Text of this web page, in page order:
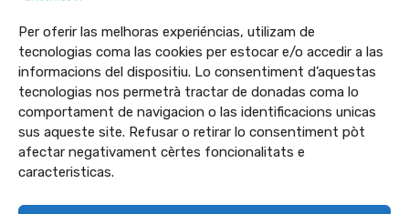
Per oferir las melhoras experiéncias, utilizam de
tecnologias coma las cookies per estocar e/o accedir a las
informacions del dispositiu. Lo consentiment d’aquestas
tecnologias nos permetrà tractar de donadas coma lo
comportament de navigacion o las identificacions unicas
sus aqueste site. Refusar o retirar lo consentiment pòt
afectar negativament cèrtes foncionalitats e
caracteristicas.
Lo projècte LINGUATEC-IA qu’ei finançat a 65% per l’Union Europèa peu
programa Interreg VI-A Espanha-França-Andòrra (POCTEFA 2021-
2027). Lo POCTEFA qu’a l’objectiu d’ahortir l’integracion economica e
sociau de la zòna frontalèra Espanha-França-Andòrra.